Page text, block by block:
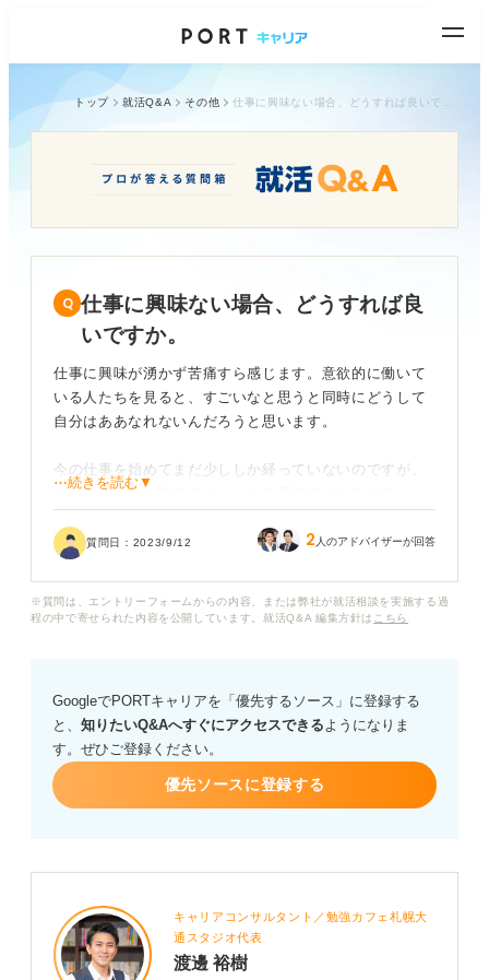
トップ 就活Q&A その他
仕事に興味ない場合、どうすれば良
いですか。
仕事に興味が湧かず苦痛すら感じます。意欲的に働いて
いる人たちを見ると、すごいなと思うと同時にどうして
自分はああなれないんだろうと思います。
今の仕事を始めてまだ少ししか経っていないのですが、
これから興味が持てるようになる可能性はあるのでしょ
に転職した方が良いのでしょうか。
⋯続きを読む▼
質問日： 2023/9/12 2 人のアドバイザーが回答
※質問は、エントリーフォームからの内容、または弊社が就活相談を実施する過
程の中で寄せられた内容を公開しています。就活Q&A 編集方針は こちら
GoogleでPORTキャリアを「優先するソース」に登録する
と、 知りたいQ&Aへすぐにアクセスできるようになりま
す。ぜひご登録ください。
優先ソースに登録する
キャリアコンサルタント／勉強カフェ札幌大
通スタジオ代表
渡邊 裕樹